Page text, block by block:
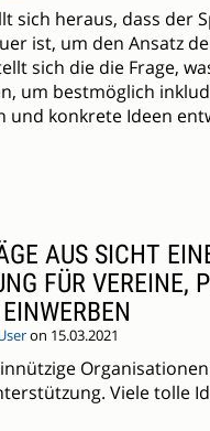
sich heraus, dass der
ist, um den Ansatz
sich die die Frage,
um bestmöglich
und konkrete Ideen
AUS SICHT
FÜR VEREINE,
on 15.03.2021
Viele tolle